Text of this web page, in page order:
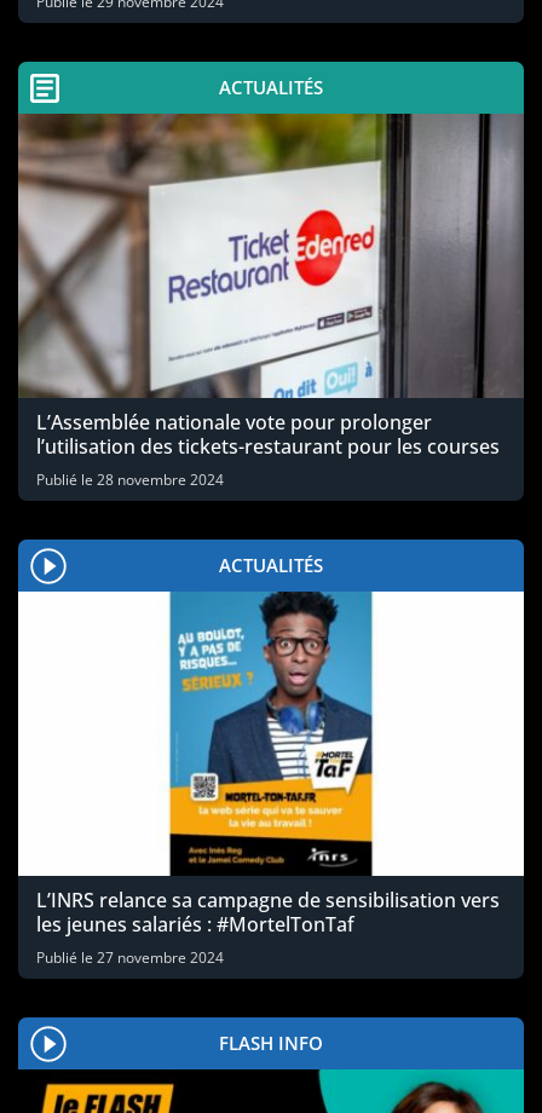
ACTUALITÉS
L’Assemblée nationale vote pour prolonger
l’utilisation des tickets-restaurant pour les courses
Publié le 28 novembre 2024
ACTUALITÉS
L’INRS relance sa campagne de sensibilisation vers
les jeunes salariés : #MortelTonTaf
Publié le 27 novembre 2024
FLASH INFO